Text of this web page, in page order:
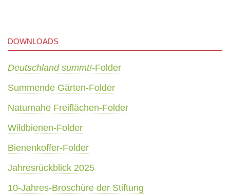
DOWNLOADS
Deutschland summt!-Folder
Summende Gärten-Folder
Naturnahe Freiflächen-Folder
Wildbienen-Folder
Bienenkoffer-Folder
Jahresrückblick 2025
10-Jahres-Broschüre der Stiftung